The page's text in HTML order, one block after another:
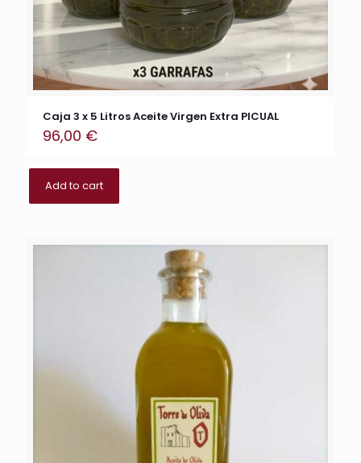
Caja 3 x 5 Litros Aceite Virgen Extra PICUAL
96,00 €
Add to cart